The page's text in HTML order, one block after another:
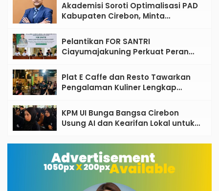
Akademisi Soroti Optimalisasi PAD
Kabupaten Cirebon, Minta
Sekadar Wacana
Pelantikan FOR SANTRI
Ciayumajakuning Perkuat Peran
Umat
Plat E Caffe dan Resto Tawarkan
Pengalaman Kuliner Lengkap
Cirebon
KPM UI Bunga Bangsa Cirebon
Usung AI dan Kearifan Lokal untuk
Mahasiswa Diterjunkan ke 33 Desa